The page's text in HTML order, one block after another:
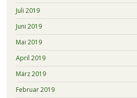
Juli 2019
Juni 2019
Mai 2019
April 2019
März 2019
Februar 2019